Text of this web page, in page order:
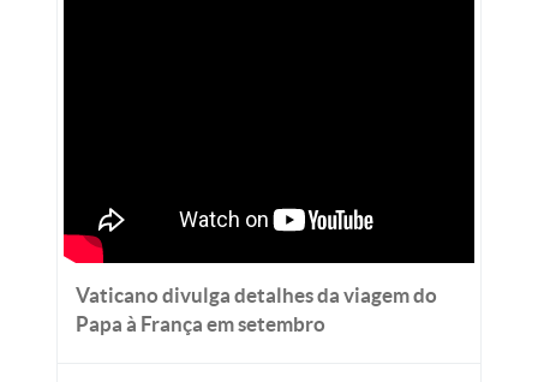
Vaticano divulga detalhes da viagem do
Papa à França em setembro